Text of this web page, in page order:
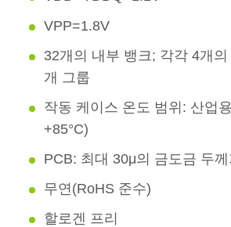
VPP=1.8V
32개의 내부 뱅크; 각각 4개
개 그룹
작동 케이스 온도 범위: 산업
+85°C)
PCB: 최대 30μ의 금도금 두
무연(RoHS 준수)
할로겐 프리